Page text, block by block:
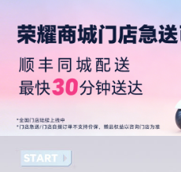
处理器
CPU型号
英特尔® 酷睿™
CPU核芯数
18核
显卡
显卡